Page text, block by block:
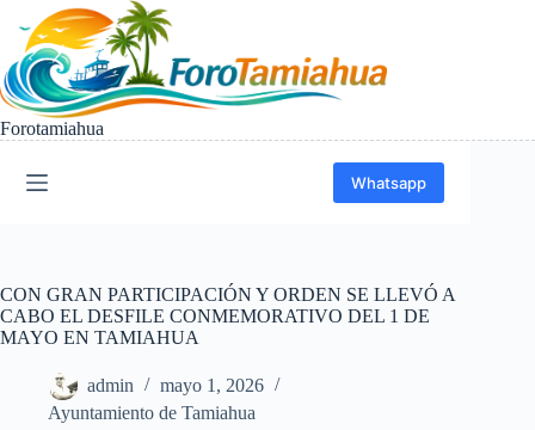
contenido
Forotamiahua
Whatsapp
CON GRAN PARTICIPACIÓN Y ORDEN SE LLEVÓ A
CABO EL DESFILE CONMEMORATIVO DEL 1 DE
MAYO EN TAMIAHUA
admin
mayo 1, 2026
Ayuntamiento de Tamiahua